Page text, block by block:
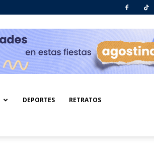
DEPORTES RETRATOS